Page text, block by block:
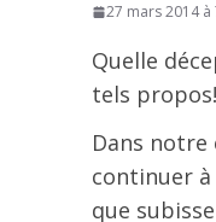
27 mars 2014 à
Quelle
tels propos!
Dans notre
continuer
que